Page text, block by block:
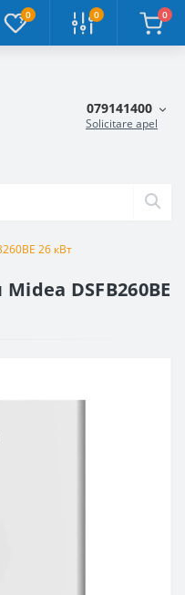
0 0 0
079141400
Solicitare apel
26 кВт
DSFB260BE